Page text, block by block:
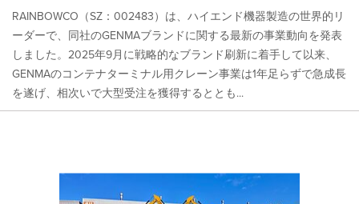
RAINBOWCO（SZ：002483）は、ハイエンド機器製造の世界的リ
ーダーで、同社のGENMAブランドに関する最新の事業動向を発表
しました。2025年9月に戦略的なブランド刷新に着手して以来、
GENMAのコンテナターミナル用クレーン事業は1年足らずで急成長
を遂げ、相次いで大型受注を獲得するととも...